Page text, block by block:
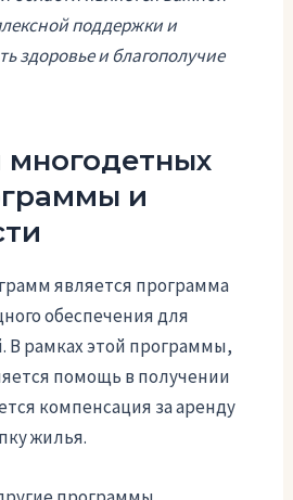
поддержки и
здоровье и благополучие
и
является программа
обеспечения для
В рамках этой программы,
помощь в получении
компенсация за аренду
жилья.